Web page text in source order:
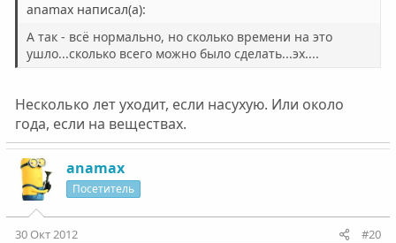
anamax написал(а):
А так - всё нормально, но сколько времени на это
ушло...сколько всего можно было сделать...эх....
Несколько лет уходит, если насухую. Или около
года, если на веществах.
anamax
Посетитель
30 Окт 2012 #20